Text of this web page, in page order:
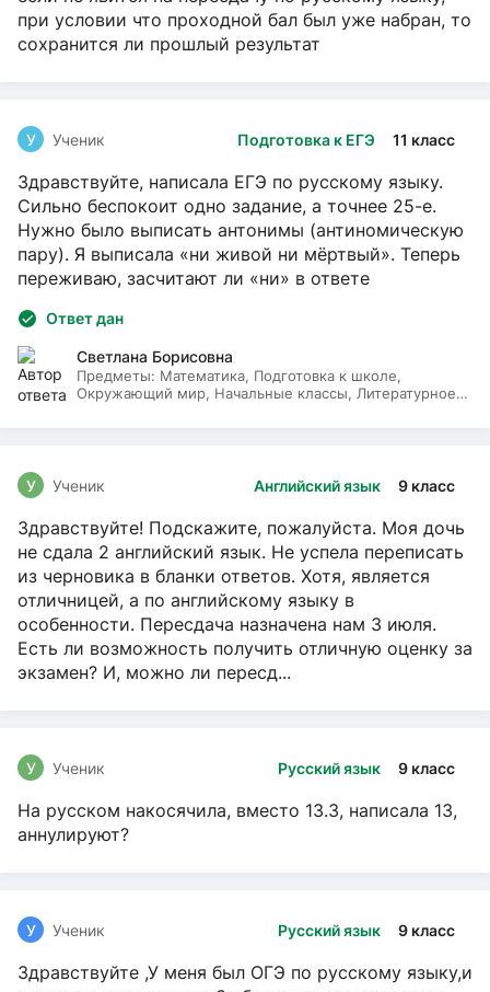
при условии что проходной бал был уже набран, то
сохранится ли прошлый результат
Подготовка к ЕГЭ 11 класс
У Ученик
Здравствуйте, написала ЕГЭ по русскому языку.
Сильно беспокоит одно задание, а точнее 25-е.
Нужно было выписать антонимы (антиномическую
пару). Я выписала «ни живой ни мёртвый». Теперь
переживаю, засчитают ли «ни» в ответе
Ответ дан
Светлана Борисовна
Предметы: Математика, Подготовка к школе,
Окружающий мир, Начальные классы, Литературное
Английский язык 9 класс
У Ученик
Здравствуйте! Подскажите, пожалуйста. Моя дочь
не сдала 2 английский язык. Не успела переписать
из черновика в бланки ответов. Хотя, является
отличницей, а по английскому языку в
особенности. Пересдача назначена нам 3 июля.
Есть ли возможность получить отличную оценку за
экзамен? И, можно ли пересд...
Русский язык 9 класс
У Ученик
На русском накосячила, вместо 13.3, написала 13,
аннулируют?
Русский язык 9 класс
У Ученик
Здравствуйте ,У меня был ОГЭ по русскому языку,и